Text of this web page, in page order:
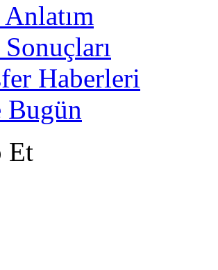
Anlatım
Haberleri
Bugün
Et